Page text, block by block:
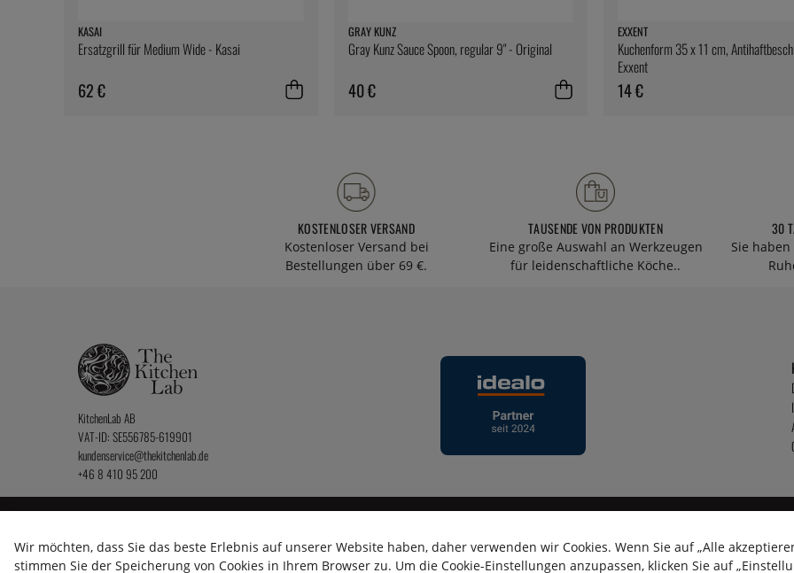
KASAI
Ersatzgrill für Medium Wide - Kasai
62 €
GRAY KUNZ
Gray Kunz Sauce Spoon, regular 9" - Original
40 €
EXXENT
Kuchenform 35 x 11 cm,
Exxent
14 €
KOSTENLOSER VERSAND
Kostenloser Versand bei
Bestellungen über 69 €.
TAUSENDE VON PRODUKTEN
Eine große Auswahl an Werkzeugen
für leidenschaftliche Köche..
30
Sie
KitchenLab AB
VAT-ID: SE556785-619901
kundenservice@thekitchenlab.de
+46 8 410 95 200
2026 KitchenLab AB
Wir möchten, dass Sie das beste Erlebnis auf unserer Website haben, daher verwenden wir Cookies. Wenn Sie auf „Alle
stimmen Sie der Speicherung von Cookies in Ihrem Browser zu. Um die Cookie-Einstellungen anzupassen, klicken Sie auf